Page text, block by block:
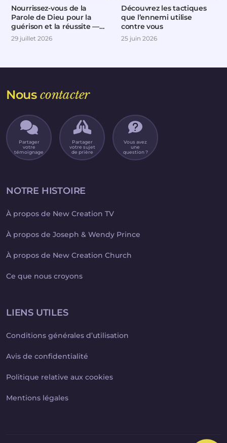
Nourrissez-vous de la
Parole de Dieu pour la
guérison et la réussite —
Partie 2
29 juillet 2026
Découvrez les tactiques
que l’ennemi utilise
contre vous
25 juin 2026
Nouscontacter
Partager
votre
témoignage
Partager
votre sujet
de prière
Vous avez
une
question ?
NOTRE HISTOIRE
À propos de New Creation TV
À propos de Joseph & Wendy Prince
À propos de New Creation Church
Ce que nous croyons
LIENS UTILES
Conditions générales d’utilisation
Avis de confidentialité
Politique relative aux cookies
Mentions légales